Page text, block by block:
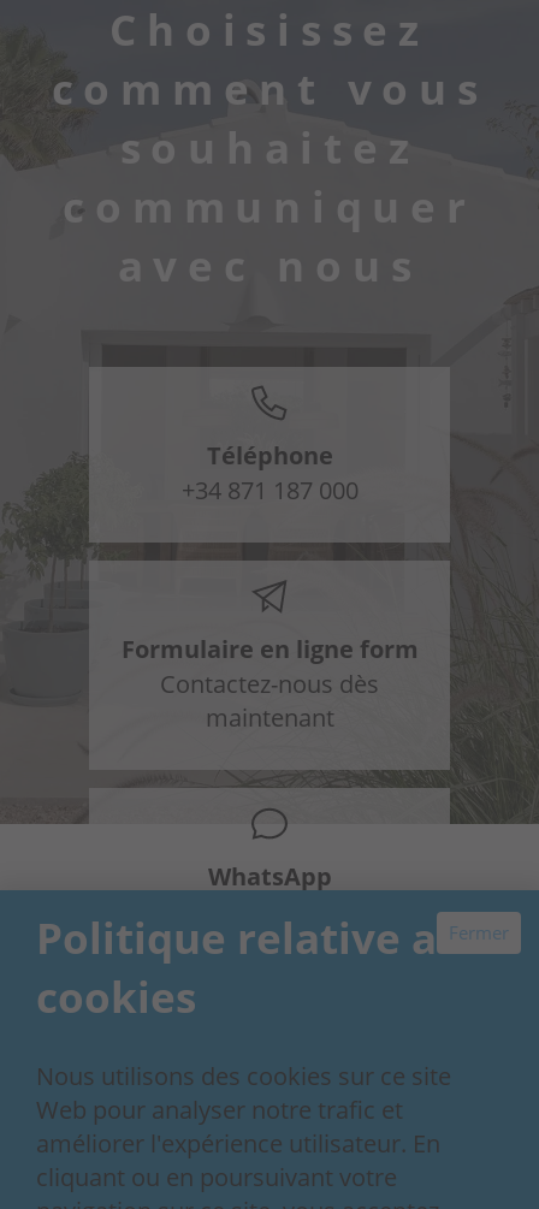
Fermer
Politique relative aux
cookies
Nous utilisons des cookies sur ce site
Web pour analyser notre trafic et
améliorer l'expérience utilisateur. En
cliquant ou en poursuivant votre
Choisissez
comment vous
souhaitez
communiquer
avec nous
Téléphone
+34 871 187 000
Formulaire en ligne form
Contactez-nous dès
maintenant
WhatsApp
Our 30+ year story
Contact
Conditions de réservation
Politique de confidentialité
Contactez-nous dès maintenant